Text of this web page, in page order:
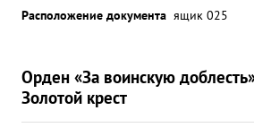
Расположение документа ящик 025
Орден «За воинскую
Золотой крест